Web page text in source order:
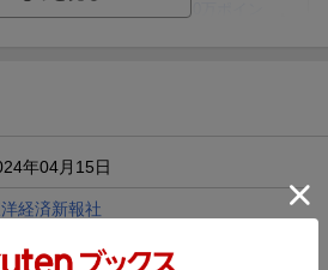
ンペーンの拡散で300円OFFクーポン
年04月15日
経済新報社